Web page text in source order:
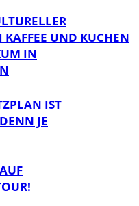
KAFFEE UND KUCHEN
IN
IST
JE